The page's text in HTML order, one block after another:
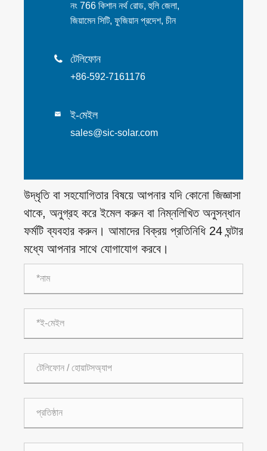
নং 766 কিশান নর্থ রোড, হুলি জেলা,
জিয়ামেন সিটি, ফুজিয়ান প্রদেশ, চীন
 টেলিফোন
+86-592-7161176
 ই-মেইল
sales@sic-solar.com
উদ্ধৃতি বা সহযোগিতার বিষয়ে আপনার যদি কোনো জিজ্ঞাসা
থাকে, অনুগ্রহ করে ইমেল করুন বা নিম্নলিখিত অনুসন্ধান
ফর্মটি ব্যবহার করুন। আমাদের বিক্রয় প্রতিনিধি 24 ঘন্টার
মধ্যে আপনার সাথে যোগাযোগ করবে।